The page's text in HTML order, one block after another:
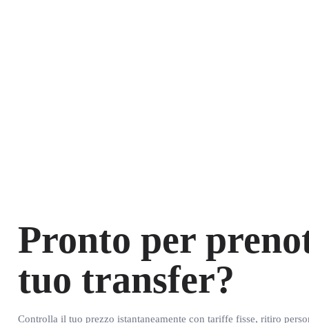
Pronto per
tuo transfer?
Controlla il tuo prezzo istantaneamente con tariffe fisse, ritiro